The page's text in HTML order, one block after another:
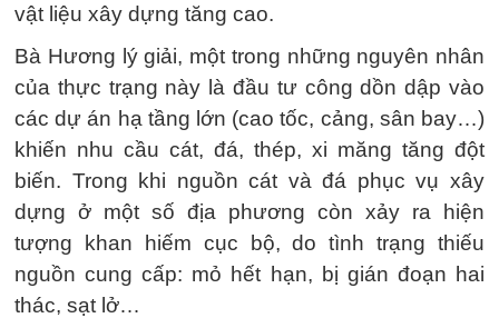
vật liệu xây dựng tăng cao.
Bà Hương lý giải, một trong những nguyên nhân
của thực trạng này là đầu tư công dồn dập vào
các dự án hạ tầng lớn (cao tốc, cảng, sân bay…)
khiến nhu cầu cát, đá, thép, xi măng tăng đột
biến. Trong khi nguồn cát và đá phục vụ xây
dựng ở một số địa phương còn xảy ra hiện
tượng khan hiếm cục bộ, do tình trạng thiếu
nguồn cung cấp: mỏ hết hạn, bị gián đoạn hai
thác, sạt lở…